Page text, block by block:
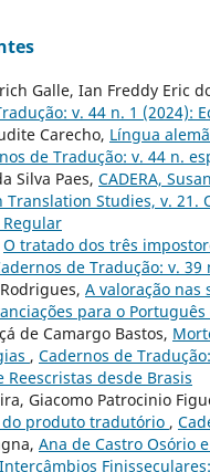
Galle, Ian Freddy Eric
v. 44 n. 1 (2024):
Carecho, Língua
de Tradução: v. 44 n.
Silva Paes, CADERA,
Translation Studies, v. 21.
Regular
O tratado dos três
de Tradução: v.
A valoração nas
para o Português
de Camargo Bastos,
, Cadernos de
Reescristas desde Brasis
Giacomo Patrocinio
produto tradutório ,
Ana de Castro Osório